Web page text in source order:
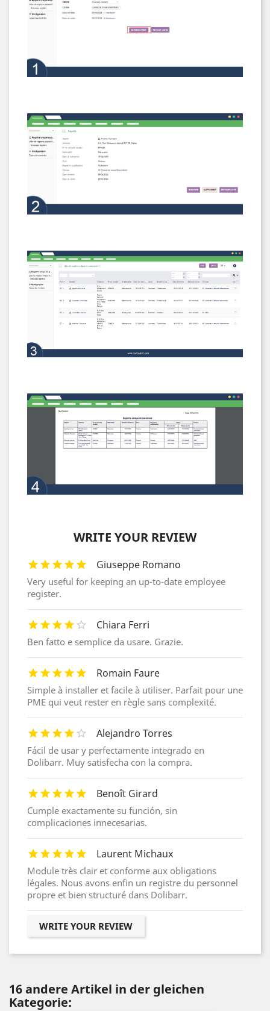
WRITE YOUR REVIEW
Giuseppe Romano
Very useful for keeping an up-to-date employee
register.
Chiara Ferri
Ben fatto e semplice da usare. Grazie.
Romain Faure
Simple à installer et facile à utiliser. Parfait pour une
PME qui veut rester en règle sans complexité.
Alejandro Torres
Fácil de usar y perfectamente integrado en
Dolibarr. Muy satisfecha con la compra.
Benoît Girard
Cumple exactamente su función, sin
complicaciones innecesarias.
Laurent Michaux
Module très clair et conforme aux obligations
légales. Nous avons enfin un registre du personnel
propre et bien structuré dans Dolibarr.
WRITE YOUR REVIEW
16 andere Artikel in der gleichen
Kategorie: